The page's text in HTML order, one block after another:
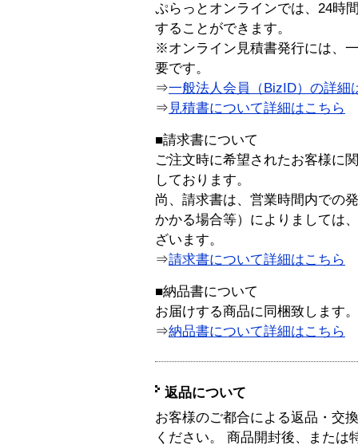
ぷらっとオンラインでは、24時
することができます。
※オンライン見積書発行には、
要です。
⇒一般法人会員（BizID）の詳細
⇒ 見積書について詳細はこちら
■請求書について
ご注文時に希望されたお客様に
しております。
尚、請求書は、営業時間内での
かかる場合等）によりましては
ざいます。
⇒請求書について詳細はこちら
■納品書について
お届けする商品に同梱致します。
⇒納品書について詳細はこちら
返品について
お客様のご都合による返品・交
ください。 商品開封後、または